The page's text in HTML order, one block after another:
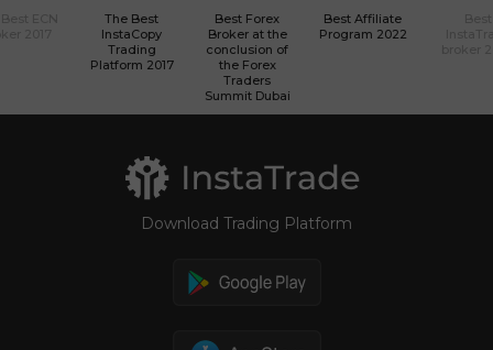
The Best
InstaCopy
Trading
Platform 2017
Best Forex
Broker at the
conclusion of
the Forex
Traders
Summit Dubai
Best Affiliate
Program 2022
Download Trading Platform